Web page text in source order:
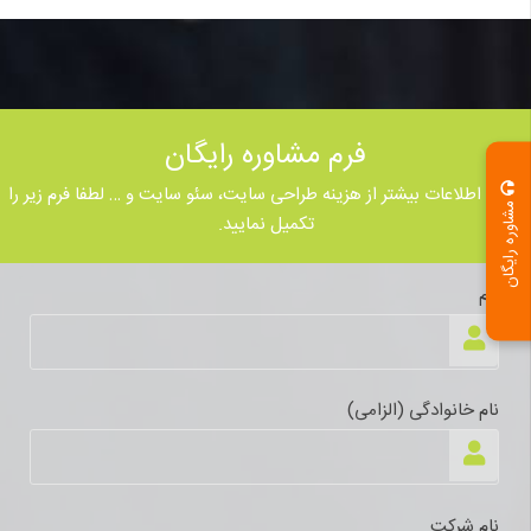
مشاوره رایگان
فرم مشاوره رایگان
جهت اطلاعات بیشتر از هزینه طراحی سایت، سئو سایت و … لطفا فرم زیر را
تکمیل نمایید.
نام
نام خانوادگی (الزامی)